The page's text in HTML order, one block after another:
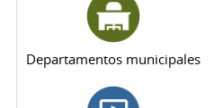
Departamentos municipales